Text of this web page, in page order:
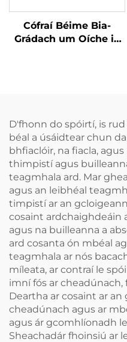
Cófraí Béime Bia-
Grádach um Oíche in
aghaidh an Chnamha
D'fhonn do spóirtí, is
béal a úsáidtear chun
bhfiaclóir, na fiacla,
thimpistí agus
teagmhala ard. Mar
agus an leibhéal
timpistí ar an
cosaint ardchaighdeáin
agus na builleanna a
ard cosanta ón mbéal
teagmhala ar nós
míleata, ar contraí le
imní fós ar cheadúnach,
Deartha ar cosaint ar
cheadúnach agus ar
agus ár gcomhlíonadh
Sheachadár fhoinsiú ar